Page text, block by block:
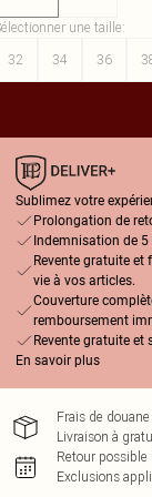
une taille:
32
34 36
Sublimez votre
Prolongation de
Indemnisation de
Revente gratuite et
vie à vos articles.
Couverture
remboursement
Revente gratuite et
En savoir plus
Frais de
Livraison à
Retour
Exclusions